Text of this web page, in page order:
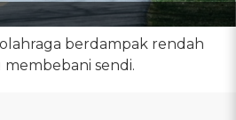
berdampak rendah
sendi.